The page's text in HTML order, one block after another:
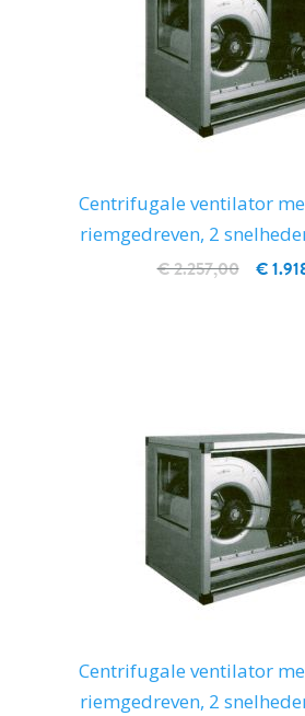
Centrifugale ventilator
riemgedreven, 2
€
€ 2.257,00
Centrifugale ventilator
riemgedreven, 2